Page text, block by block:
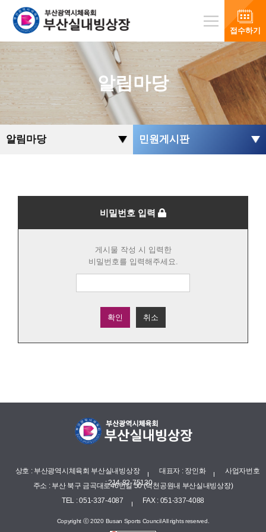
접수하기
알림마당
알림마당 민원게시판
비밀번호 입력
게시물 작성 시 입력한
비밀번호를 입력해주세요.
확인 취소
상호 : 부산광역시체육회 부산실내빙상장 대표자 : 장인화
사업자번호
: 214-82-75130
주소 : 부산 북구 금곡대로46번길 50 (덕천공원내 부산실내빙상장)
TEL : 051-337-4087
FAX : 051-337-4088
Copyright ⓒ 2020 Busan Sports Council All rights reserved.